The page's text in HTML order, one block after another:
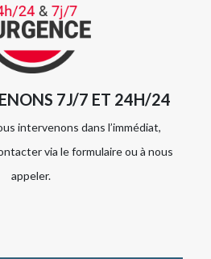
7J/7 ET 24H/24
intervenons dans l’immédiat,
via le formulaire ou à nous
appeler.